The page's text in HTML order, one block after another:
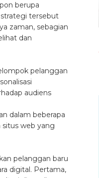
berupa
tersebut
zaman, sebagian
dan
pelanggan
audiens
dalam beberapa
situs web yang
pelanggan baru
digital. Pertama,